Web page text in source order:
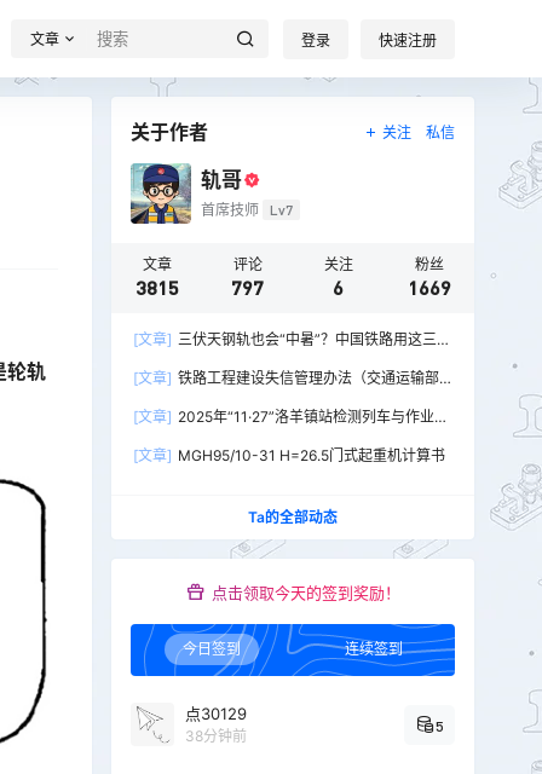
文章 登录 快速注册
轮轨
关于作者 关注 私信
轨哥
首席技师 Lv7
文章
3815
评论
797
关注
6
粉丝
1669
[文章] 三伏天钢轨也会“中暑”？中国铁路用这三招
[文章] 铁路工程建设失信管理办法（交通运输部
[文章] 2025年“11·27”洛羊镇站检测列车与作业人
[文章] MGH95/10-31 H=26.5门式起重机计算书
Ta的全部动态
点击领取今天的签到奖励！
今日签到 连续签到
点30129
38分钟前
5